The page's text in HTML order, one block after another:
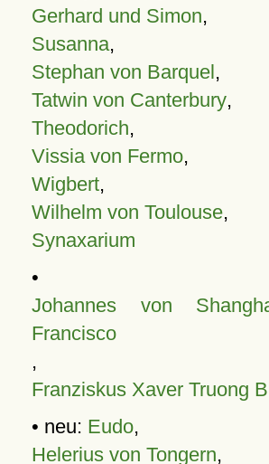
Gerhard und Simon,
Susanna,
Stephan von Barquel,
Tatwin von Canterbury,
Theodorich,
Vissia von Fermo,
Wigbert,
Wilhelm von Toulouse,
Synaxarium
•
Johannes von
Francisco
,
Franziskus Xaver Truong
• neu: Eudo,
Helerius von Tongern,